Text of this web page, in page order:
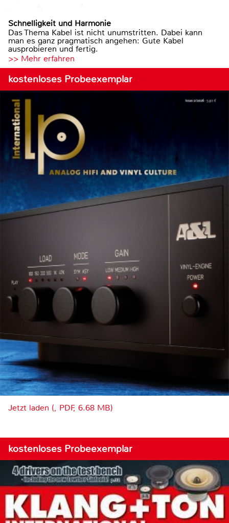
Schnelligkeit und Harmonie
Das Thema Kabel ist nicht unumstritten. Dabei kann
man es ganz pragmatisch angehen: Gute Kabel
ausprobieren und fertig.
>> Mehr erfahren
kostenloses Probeexemplar
Jetzt laden (, PDF, 6.68 MB)
kostenloses Probeexemplar